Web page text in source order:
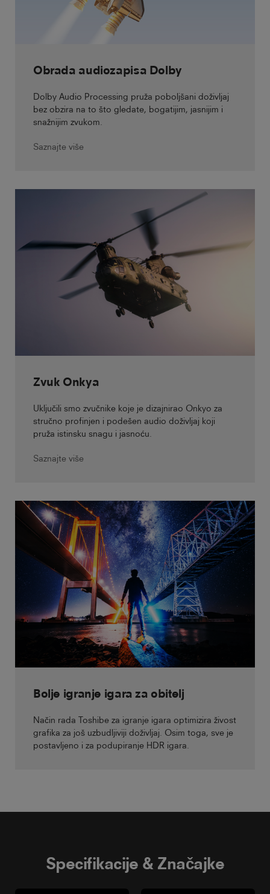
Obrada audiozapisa Dolby
Dolby Audio Processing pruža poboljšani doživljaj
bez obzira na to što gledate, bogatijim, jasnijim i
snažnijim zvukom.
Saznajte više
Zvuk Onkya
Uključili smo zvučnike koje je dizajnirao Onkyo za
stručno profinjen i podešen audio doživljaj koji
pruža istinsku snagu i jasnoću.
Saznajte više
Bolje igranje igara za obitelj
Način rada Toshibe za igranje igara optimizira živost
grafika za još uzbudljiviji doživljaj. Osim toga, sve je
postavljeno i za podupiranje HDR igara.
Specifikacije & Značajke